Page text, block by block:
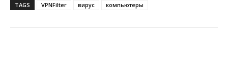
TAGS VPNFilter вирус компьютеры